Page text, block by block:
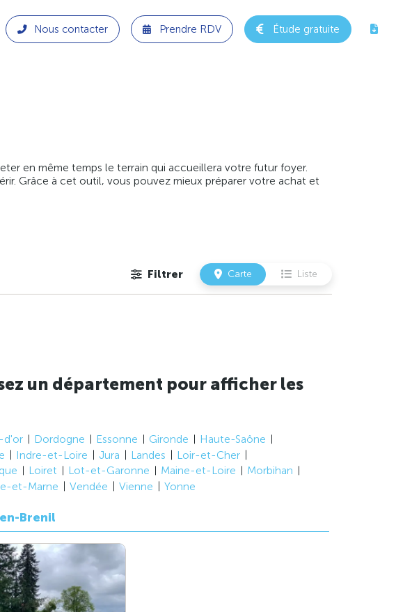
Nous contacter Prendre RDV Étude gratuite
en même temps le terrain qui accueillera votre futur foyer.
Grâce à cet outil, vous pouvez mieux préparer votre achat et
Filtrer Carte Liste
un département pour afficher les
d'or Dordogne Essonne Gironde
Haute-Saône
Indre-et-Loire Jura Landes
Loir-et-Cher
Loiret Lot-et-Garonne Maine-et-Loire
Morbihan
et-Marne Vendée Vienne Yonne
Brenil